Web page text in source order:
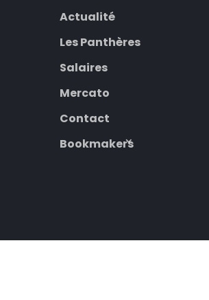
Actualité
Les Panthères
Salaires
Mercato
Contact
Bookmakers